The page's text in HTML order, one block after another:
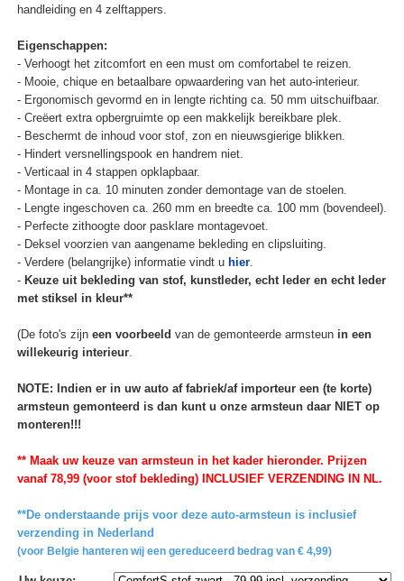
handleiding en 4 zelftappers.
Eigenschappen:
- Verhoogt het zitcomfort en een must om comfortabel te reizen.
- Mooie, chique en betaalbare opwaardering van het auto-interieur.
- Ergonomisch gevormd en in lengte richting ca. 50 mm uitschuifbaar.
- Creëert extra opbergruimte op een makkelijk bereikbare plek.
- Beschermt de inhoud voor stof, zon en nieuwsgierige blikken.
- Hindert versnellingspook en handrem niet.
- Verticaal in 4 stappen opklapbaar.
- Montage in ca. 10 minuten zonder demontage van de stoelen.
- Lengte ingeschoven ca. 260 mm en breedte ca. 100 mm (bovendeel).
- Perfecte zithoogte door pasklare montagevoet.
- Deksel voorzien van aangename bekleding en clipsluiting.
- Verdere (belangrijke) informatie vindt u hier.
- Keuze uit bekleding van stof, kunstleder, echt leder en echt leder
met stiksel in kleur**
(De foto's zijn een voorbeeld van de gemonteerde armsteun in een
willekeurig interieur.
NOTE: Indien er in uw auto af fabriek/af importeur een (te korte)
armsteun gemonteerd is dan kunt u onze armsteun daar NIET op
monteren!!!
** Maak uw keuze van armsteun in het kader hieronder. Prijzen
vanaf 78,99 (voor stof bekleding) INCLUSIEF VERZENDING IN NL.
**De onderstaande prijs voor deze auto-armsteun is inclusief
verzending in Nederland
(voor Belgie hanteren wij een gereduceerd bedrag van € 4,99)